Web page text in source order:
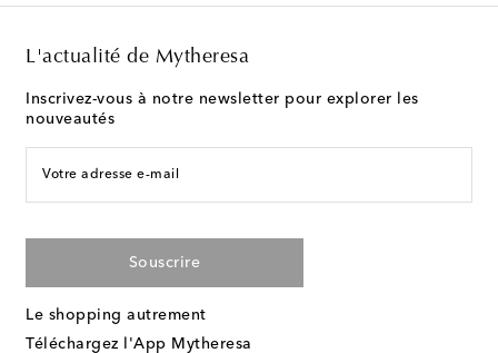
L'actualité de Mytheresa
Inscrivez-vous à notre newsletter pour explorer les
nouveautés
Votre adresse e-mail
Souscrire
Le shopping autrement
Téléchargez l'App Mytheresa